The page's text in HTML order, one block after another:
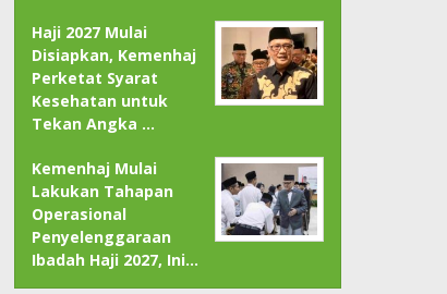
Haji 2027 Mulai
Disiapkan, Kemenhaj
Perketat Syarat
Kesehatan untuk
Tekan Angka …
Kemenhaj Mulai
Lakukan Tahapan
Operasional
Penyelenggaraan
Ibadah Haji 2027, Ini…